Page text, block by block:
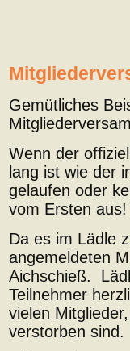
Gemütliches
Wenn der
lang ist wie der
gelaufen oder
vom Ersten aus!
Da es im Lädle
angemeldeten
Aichschieß.
Teilnehmer
vielen
verstorben sind.